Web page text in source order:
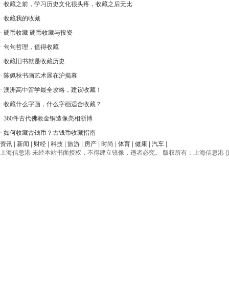
· 收藏之前，学习历史文化很头疼，收藏之后无比
· 收藏我的收藏
· 硬币收藏 硬币收藏与投资
· 句句哲理，值得收藏
· 收藏旧书就是收藏历史
· 陈佩秋书画艺术展在沪揭幕
· 澳洲高中留学最全攻略，建议收藏！
· 收藏什么字画，什么字画适合收藏？
· 360件古代佛教金铜造像亮相浙博
· 如何收藏古钱币？古钱币收藏指南
资讯
新闻 财经 科技 旅游 房产 时尚 体育 健康 汽车
上海信息港 未经本站书面授权，不得建立镜像，违者必究。 版权所有：上海信息